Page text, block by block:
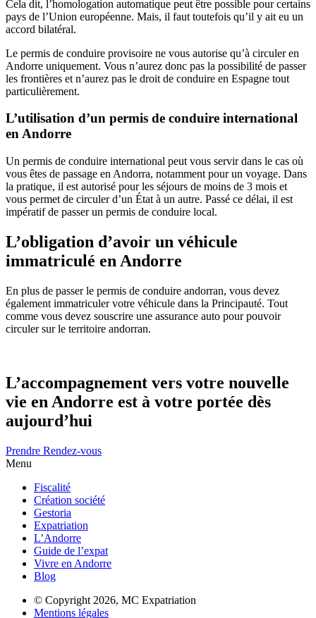
Cela dit, l’homologation automatique peut être possible pour certains
pays de l’Union européenne. Mais, il faut toutefois qu’il y ait eu un
accord bilatéral.
Le permis de conduire provisoire ne vous autorise qu’à circuler en
Andorre uniquement. Vous n’aurez donc pas la possibilité de passer
les frontières et n’aurez pas le droit de conduire en Espagne tout
particulièrement.
L’utilisation d’un permis de conduire international
en Andorre
Un permis de conduire international peut vous servir dans le cas où
vous êtes de passage en Andorra, notamment pour un voyage. Dans
la pratique, il est autorisé pour les séjours de moins de 3 mois et
vous permet de circuler d’un État à un autre. Passé ce délai, il est
impératif de passer un permis de conduire local.
L’obligation d’avoir un véhicule
immatriculé en Andorre
En plus de passer le permis de conduire andorran, vous devez
également immatriculer votre véhicule dans la Principauté. Tout
comme vous devez souscrire une assurance auto pour pouvoir
circuler sur le territoire andorran.
L’accompagnement vers votre nouvelle
vie en Andorre est à votre portée dès
aujourd’hui
Prendre Rendez-vous
Menu
Fiscalité
Création société
Gestoria
Expatriation
L’Andorre
Guide de l’expat
Vivre en Andorre
Blog
© Copyright 2026, MC Expatriation
Mentions légales